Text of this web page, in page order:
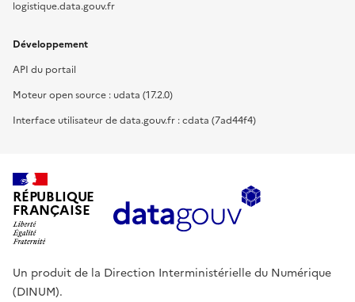
logistique.data.gouv.fr
Développement
API du portail
Moteur open source : udata (17.2.0)
Interface utilisateur de data.gouv.fr : cdata (7ad44f4)
RÉPUBLIQUE
FRANÇAISE
Un produit de la Direction Interministérielle du Numérique
(DINUM).